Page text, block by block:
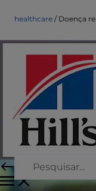
healthcare Doença
Doença
Saúde
Autor da equipe
Agosto 01, 2024